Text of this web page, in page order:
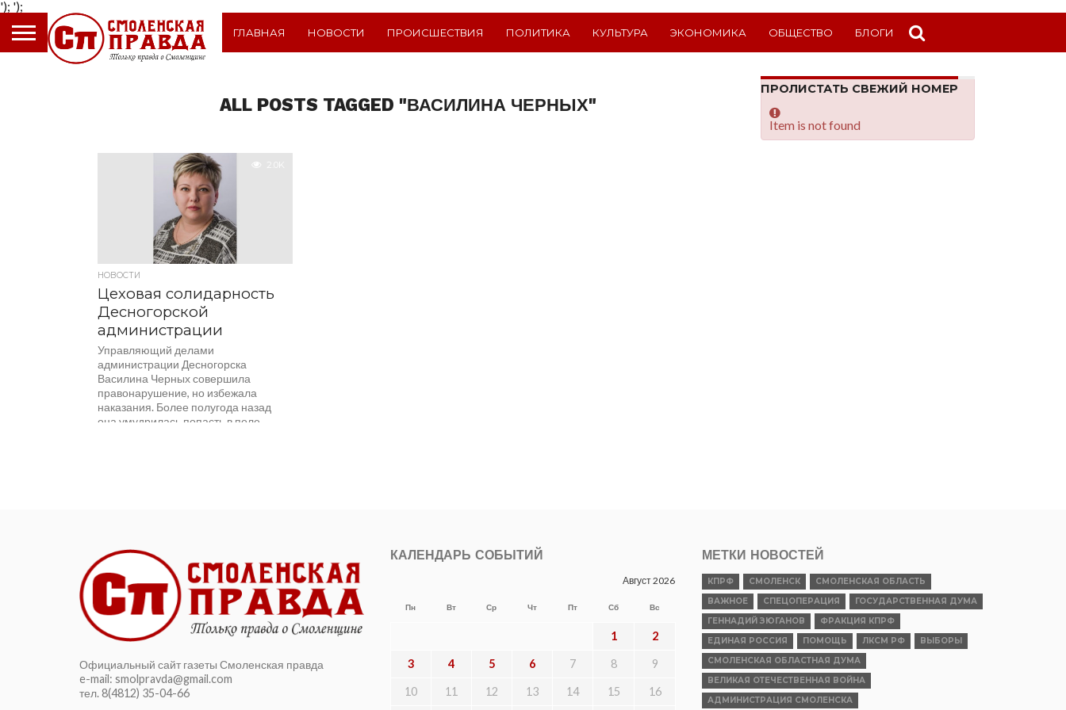
');
ГЛАВНАЯ НОВОСТИ ПРОИСШЕСТВИЯ ПОЛИТИКА КУЛЬТУРА ЭКОНОМИКА ОБЩЕСТВО БЛОГИ
ALL POSTS TAGGED "ВАСИЛИНА ЧЕРНЫХ"
2.0K
НОВОСТИ
Цеховая солидарность
Десногорской
администрации
Управляющий делами
администрации Десногорска
Василина Черных совершила
правонарушение, но избежала
наказания. Более полугода назад
она умудрилась попасть в поле
ПРОЛИСТАТЬ СВЕЖИЙ НОМЕР
Item is not found
Официальный сайт газеты Смоленская правда
e-mail: smolpravda@gmail.com
тел. 8(4812) 35-04-66
КАЛЕНДАРЬ СОБЫТИЙ
Август 2026
Пн Вт Ср Чт Пт Сб Вс
1 2
3 4 5 6 7 8 9
10 11 12 13 14 15 16
МЕТКИ НОВОСТЕЙ
КПРФ СМОЛЕНСК
СМОЛЕНСКАЯ ОБЛАСТЬ
ВАЖНОЕ
СПЕЦОПЕРАЦИЯ
ГОСУДАРСТВЕННАЯ ДУМА
ГЕННАДИЙ ЗЮГАНОВ
ФРАКЦИЯ КПРФ
ЕДИНАЯ РОССИЯ
ПОМОЩЬ ЛКСМ РФ
ВЫБОРЫ
СМОЛЕНСКАЯ ОБЛАСТНАЯ ДУМА
ВЕЛИКАЯ ОТЕЧЕСТВЕННАЯ ВОЙНА
АДМИНИСТРАЦИЯ СМОЛЕНСКА
');